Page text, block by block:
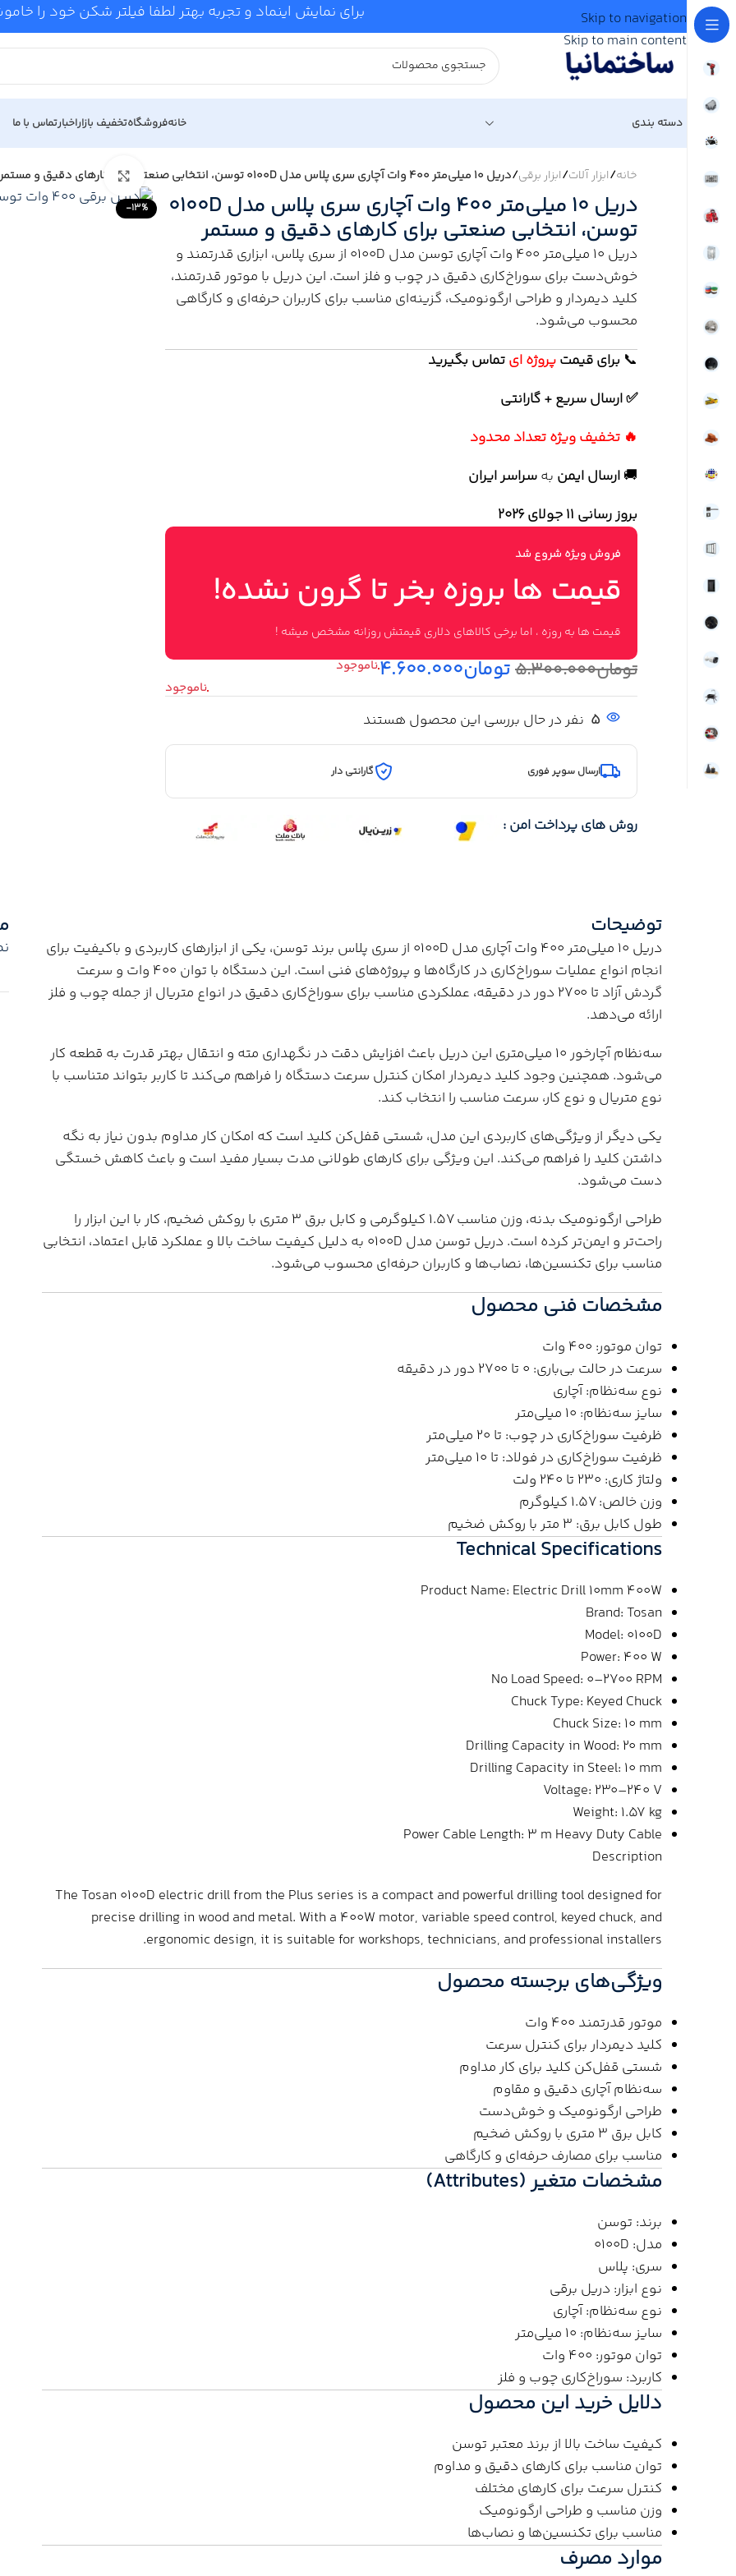
Skip to navigation
Skip to main content
برای نمایش اینماد و تجربه بهتر لطفا فیلتر شکن خود را
دسته بندی خانهفروشگاهتخفیف بازاراخبارتماس با ما
خانه/ابزار آلات/ابزار برقی/دریل 10 میلی‌متر 400 وات آچاری سری پلاس مدل 0100D توسن، انتخابی صنعتی برای کارهای دقیق و مستمر
-13%
Click to enlarge
دریل 10 میلی‌متر 400 وات آچاری سری پلاس مدل 0100D
توسن، انتخابی صنعتی برای کارهای دقیق و مستمر
دریل 10 میلی‌متر 400 وات آچاری توسن مدل 0100D از سری پلاس، ابزاری قدرتمند و
خوش‌دست برای سوراخ‌کاری دقیق در چوب و فلز است. این دریل با موتور قدرتمند،
کلید دیمردار و طراحی ارگونومیک، گزینه‌ای مناسب برای کاربران حرفه‌ای و کارگاهی
محسوب می‌شود.
📞 برایقیمتپروژه ایتماس بگیرید
✅ ارسال سریع + گارانتی
🔥 تخفیف ویژه تعداد محدود
🚚ارسال ایمن بهسراسر ایران
بروز رسانی 11 جولای ۲۰۲۶
فروش ویژه شروع شد
قیمت ها بروزه بخر تا گرون نشده!
قیمت ها به روزه ، اما برخی کالاهای دلاری قیمتش روزانه مشخص میشه !
تومان۵.۳۰۰.۰۰۰تومان۴.۶۰۰.۰۰۰
5 نفر در حال بررسی این محصول هستند
ارسال سوپر فوری گارانتی دار
روش های پرداخت امن :
توضیحات
دریل 10 میلی‌متر 400 وات آچاری مدل 0100D از سری پلاس برند توسن، یکی از ابزارهای کاربردی و باکیفیت برای
انجام انواع عملیات سوراخ‌کاری در کارگاه‌ها و پروژه‌های فنی است. این دستگاه با توان 400 وات و سرعت
گردش آزاد تا 2700 دور در دقیقه، عملکردی مناسب برای سوراخ‌کاری دقیق در انواع متریال از جمله چوب و فلز
ارائه می‌دهد.
سه‌نظام آچارخور 10 میلی‌متری این دریل باعث افزایش دقت در نگهداری مته و انتقال بهتر قدرت به قطعه کار
می‌شود. همچنین وجود کلید دیمردار امکان کنترل سرعت دستگاه را فراهم می‌کند تا کاربر بتواند متناسب با
نوع متریال و نوع کار، سرعت مناسب را انتخاب کند.
یکی دیگر از ویژگی‌های کاربردی این مدل، شستی قفل‌کن کلید است که امکان کار مداوم بدون نیاز به نگه
داشتن کلید را فراهم می‌کند. این ویژگی برای کارهای طولانی مدت بسیار مفید است و باعث کاهش خستگی
دست می‌شود.
طراحی ارگونومیک بدنه، وزن مناسب 1.57 کیلوگرمی و کابل برق 3 متری با روکش ضخیم، کار با این ابزار را
راحت‌تر و ایمن‌تر کرده است. دریل توسن مدل 0100D به دلیل کیفیت ساخت بالا و عملکرد قابل اعتماد، انتخابی
مناسب برای تکنسین‌ها، نصاب‌ها و کاربران حرفه‌ای محسوب می‌شود.
مشخصات فنی محصول
توان موتور: 400 وات
سرعت در حالت بی‌باری: 0 تا 2700 دور در دقیقه
نوع سه‌نظام: آچاری
سایز سه‌نظام: 10 میلی‌متر
ظرفیت سوراخ‌کاری در چوب: تا 20 میلی‌متر
ظرفیت سوراخ‌کاری در فولاد: تا 10 میلی‌متر
ولتاژ کاری: 230 تا 240 ولت
وزن خالص: 1.57 کیلوگرم
طول کابل برق: 3 متر با روکش ضخیم
Technical Specifications
Product Name: Electric Drill 10mm 400W
Brand: Tosan
Model: 0100D
Power: 400 W
No Load Speed: 0–2700 RPM
Chuck Type: Keyed Chuck
Chuck Size: 10 mm
Drilling Capacity in Wood: 20 mm
Drilling Capacity in Steel: 10 mm
Voltage: 230–240 V
Weight: 1.57 kg
Power Cable Length: 3 m Heavy Duty Cable
Description
The Tosan 0100D electric drill from the Plus series is a compact and powerful drilling tool designed for
precise drilling in wood and metal. With a 400W motor, variable speed control, keyed chuck, and
ergonomic design, it is suitable for workshops, technicians, and professional installers.
ویژگی‌های برجسته محصول
موتور قدرتمند 400 وات
کلید دیمردار برای کنترل سرعت
شستی قفل‌کن کلید برای کار مداوم
سه‌نظام آچاری دقیق و مقاوم
طراحی ارگونومیک و خوش‌دست
کابل برق 3 متری با روکش ضخیم
مناسب برای مصارف حرفه‌ای و کارگاهی
مشخصات متغیر (Attributes)
برند: توسن
مدل: 0100D
سری: پلاس
نوع ابزار: دریل برقی
نوع سه‌نظام: آچاری
سایز سه‌نظام: 10 میلی‌متر
توان موتور: 400 وات
کاربرد: سوراخ‌کاری چوب و فلز
دلایل خرید این محصول
کیفیت ساخت بالا از برند معتبر توسن
توان مناسب برای کارهای دقیق و مداوم
کنترل سرعت برای کارهای مختلف
وزن مناسب و طراحی ارگونومیک
مناسب برای تکنسین‌ها و نصاب‌ها
موارد مصرف